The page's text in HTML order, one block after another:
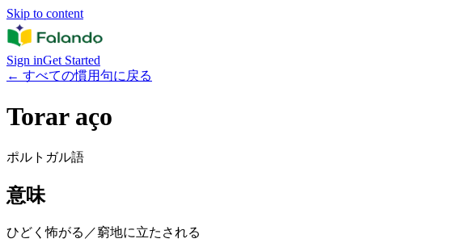
Skip to content
Sign inGet Started
← すべての慣用句に戻る
Torar aço
ポルトガル語
意味
ひどく怖がる／窮地に立たされる